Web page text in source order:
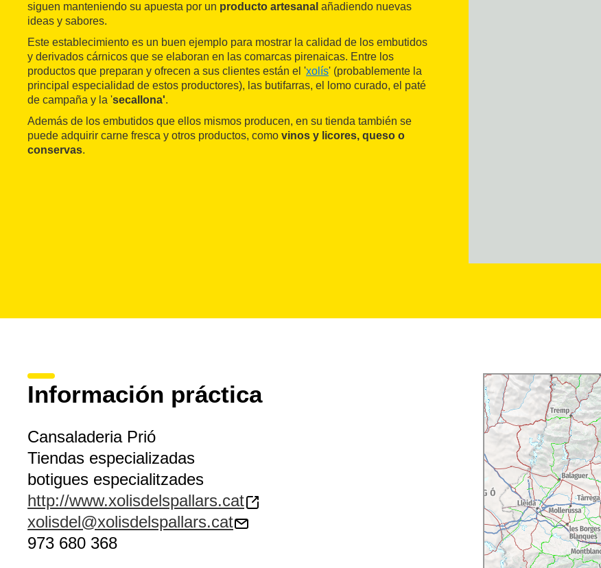
siguen manteniendo su apuesta por un producto artesanal añadiendo nuevas
ideas y sabores.
Este establecimiento es un buen ejemplo para mostrar la calidad de los embutidos
y derivados cárnicos que se elaboran en las comarcas pirenaicas. Entre los
productos que preparan y ofrecen a sus clientes están el 'xolís' (probablemente la
principal especialidad de estos productores), las butifarras, el lomo curado, el paté
de campaña y la 'secallona'.
Además de los embutidos que ellos mismos producen, en su tienda también se
puede adquirir carne fresca y otros productos, como vinos y licores, queso o
conservas.
Información práctica
Cansaladeria Prió
Tiendas especializadas
botigues especialitzades
http://www.xolisdelspallars.cat
xolisdel@xolisdelspallars.cat
973 680 368